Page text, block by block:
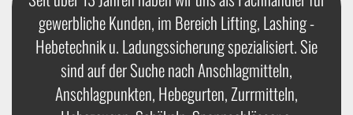
gewerbliche Kunden, im Bereich Lifting, Lashing -
Hebetechnik u. Ladungssicherung spezialisiert. Sie
sind auf der Suche nach Anschlagmitteln,
Anschlagpunkten, Hebegurten, Zurrmitteln,